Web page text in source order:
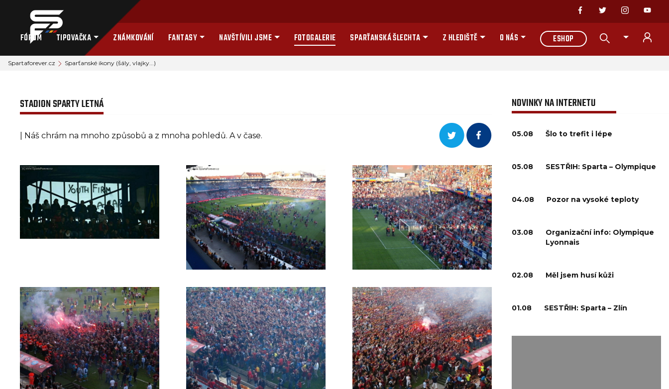
FÓRUM TIPOVAČKA ZNÁMKOVÁNÍ FANTASY NAVŠTÍVILI JSME FOTOGALERIE SPARŤANSKÁ ŠLECHTA Z HLEDIŠTĚ O NÁS ESHOP
Spartaforever.cz Sparťanské ikony (šály, vlajky...)
STADION SPARTY LETNÁ
| Náš chrám na mnoho způsobů a z mnoha pohledů. A v čase.
NOVINKY NA INTERNETU
05.08 Šlo to trefit i lépe
05.08 SESTŘIH: Sparta – Olympique
04.08 Pozor na vysoké teploty
03.08
Organizační info: Olympique
Lyonnais
02.08 Měl jsem husí kůži
01.08 SESTŘIH: Sparta – Zlín